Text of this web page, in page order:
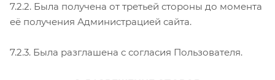
7.2.2. Была получена от третьей стороны до момента
её получения Администрацией сайта.
7.2.3. Была разглашена с согласия Пользователя.